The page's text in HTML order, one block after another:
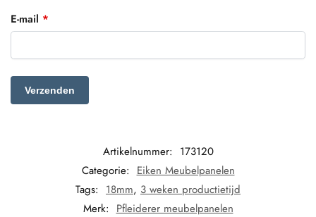
E-mail *
Artikelnummer: 173120
Categorie: Eiken Meubelpanelen
Tags: 18mm, 3 weken productietijd
Merk: Pfleiderer meubelpanelen